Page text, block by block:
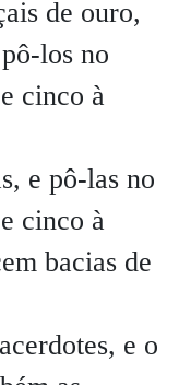
de ouro,
los no
cinco à
e pô-las no
cinco à
bacias de
e o